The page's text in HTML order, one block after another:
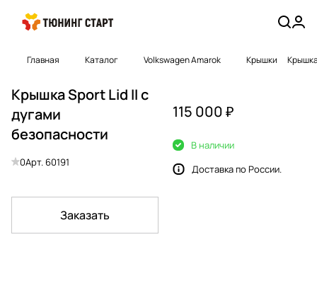
Главная Каталог Volkswagen Amarok Крышки
Крышка Sport Lid II с
дугами
безопасности
0Арт.60191
Заказать
115 000 ₽
В наличии
Доставка по России.